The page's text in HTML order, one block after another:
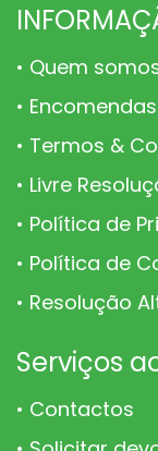
Quem
Encomendas
Termos &
Livre
Política de
Política de
Resolução
Serviços
Contactos